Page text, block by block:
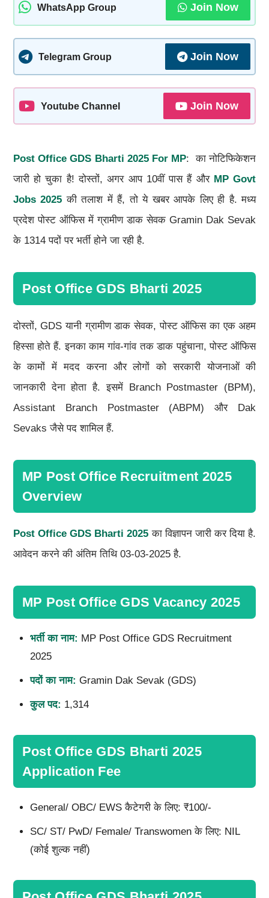
WhatsApp Group Join Now
Telegram Group Join Now
Youtube Channel Join Now
Post Office GDS Bharti 2025 For MP: का नोटिफिकेशन
जारी हो चुका है! दोस्तों, अगर आप 10वीं पास हैं और MP Govt
Jobs 2025 की तलाश में हैं, तो ये खबर आपके लिए ही है. मध्य
प्रदेश पोस्ट ऑफिस में ग्रामीण डाक सेवक Gramin Dak Sevak
के 1314 पदों पर भर्ती होने जा रही है.
Post Office GDS Bharti 2025
दोस्तों, GDS यानी ग्रामीण डाक सेवक, पोस्ट ऑफिस का एक अहम
हिस्सा होते हैं. इनका काम गांव-गांव तक डाक पहुंचाना, पोस्ट ऑफिस
के कामों में मदद करना और लोगों को सरकारी योजनाओं की
जानकारी देना होता है. इसमें Branch Postmaster (BPM),
Assistant Branch Postmaster (ABPM) और Dak
Sevaks जैसे पद शामिल हैं.
MP Post Office Recruitment 2025
Overview
Post Office GDS Bharti 2025 का विज्ञापन जारी कर दिया है.
आवेदन करने की अंतिम तिथि 03-03-2025 है.
MP Post Office GDS Vacancy 2025
भर्ती का नाम: MP Post Office GDS Recruitment
2025
पदों का नाम: Gramin Dak Sevak (GDS)
कुल पद: 1,314
Post Office GDS Bharti 2025
Application Fee
General/ OBC/ EWS कैटेगरी के लिए: ₹100/-
SC/ ST/ PwD/ Female/ Transwomen के लिए: NIL
(कोई शुल्क नहीं)